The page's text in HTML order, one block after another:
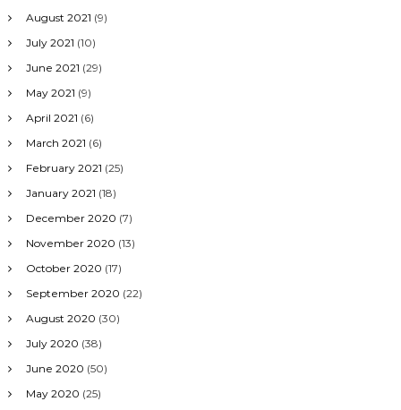
August 2021 (9)
July 2021 (10)
June 2021 (29)
May 2021 (9)
April 2021 (6)
March 2021 (6)
February 2021 (25)
January 2021 (18)
December 2020 (7)
November 2020 (13)
October 2020 (17)
September 2020 (22)
August 2020 (30)
July 2020 (38)
June 2020 (50)
May 2020 (25)